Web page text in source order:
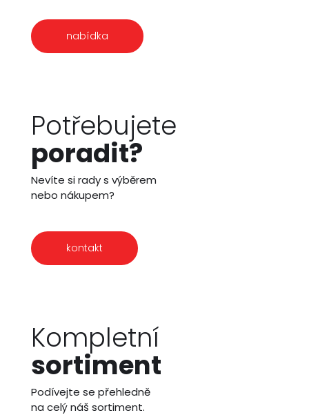
nabídka
Potřebujete
poradit?
Nevíte si rady s výběrem
nebo nákupem?
kontakt
Kompletní
sortiment
Podívejte se přehledně
na celý náš sortiment.